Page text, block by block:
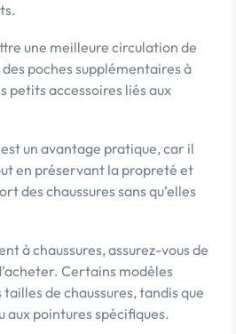
une meilleure circulation de
poches supplémentaires à
petits accessoires liés aux
un avantage pratique, car il
en préservant la propreté et
des chaussures sans qu’elles
à chaussures, assurez-vous de
Certains modèles
de chaussures, tandis que
aux pointures spécifiques.